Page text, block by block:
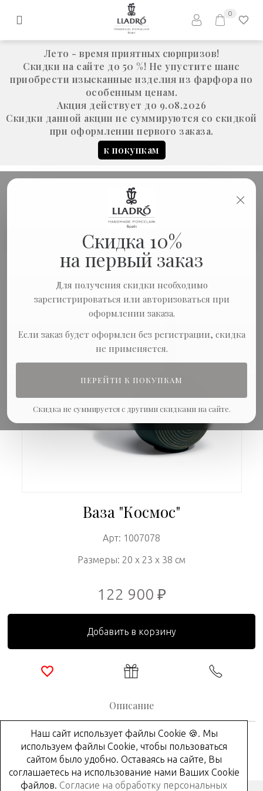
Лето - время приятных сюрпризов!
Скидки на сайте до 50 %! Не упустите шанс
приобрести изысканные изделия из фарфора по
особенным ценам.
Акция действует до 9.08.2026
Скидки данной акции не суммируются со скидкой
при оформлении первого заказа.
к покупкам
0
×
Скидка 10%
на первый заказ
Для получения скидки необходимо
зарегистрироваться или авторизоваться при
оформлении заказа.
Если заказ будет оформлен без регистрации, скидка
не применяется.
ПЕРЕЙТИ К ПОКУПКАМ
Скидка не суммируется с другими скидками на сайте.
Интерьер и аксессуары Ваза "Космос"
Ваза "Космос"
Арт: 1007078
Размеры: 20 x 23 x 38 см
122 900 ₽
Добавить в корзину
Описание
Серия закрыта в 2019 году
Наш сайт использует файлы Cookie 🍪. Мы
используем файлы Cookie, чтобы пользоваться
сайтом было удобно. Оставаясь на сайте, Вы
соглашаетесь на использование нами Ваших Cookie
файлов. Согласие на обработку персональных